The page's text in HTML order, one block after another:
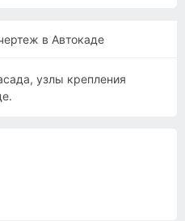
в Автокаде
узлы крепления